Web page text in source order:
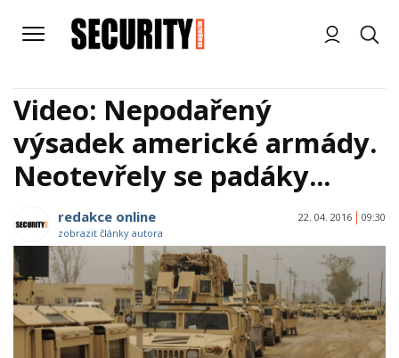
Video: Nepodařený
výsadek americké armády.
Neotevřely se padáky...
redakce online
zobrazit články autora
22. 04. 2016 09:30